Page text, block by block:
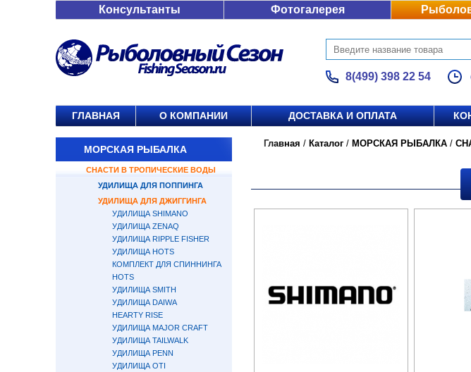
Консультанты Фотогалерея
8(499) 398 22 54
ГЛАВНАЯ О КОМПАНИИ ДОСТАВКА И ОПЛАТА
МОРСКАЯ РЫБАЛКА
СНАСТИ В ТРОПИЧЕСКИЕ ВОДЫ
УДИЛИЩА ДЛЯ ПОППИНГА
УДИЛИЩА ДЛЯ ДЖИГГИНГА
УДИЛИЩА SHIMANO
УДИЛИЩА ZENAQ
УДИЛИЩА RIPPLE FISHER
УДИЛИЩА HOTS
КОМПЛЕКТ ДЛЯ СПИННИНГА
HOTS
УДИЛИЩА SMITH
УДИЛИЩА DAIWA
HEARTY RISE
УДИЛИЩА MAJOR CRAFT
УДИЛИЩА TAILWALK
УДИЛИЩА PENN
УДИЛИЩА OTI
Главная / Каталог / МОРСКАЯ РЫБАЛКА /